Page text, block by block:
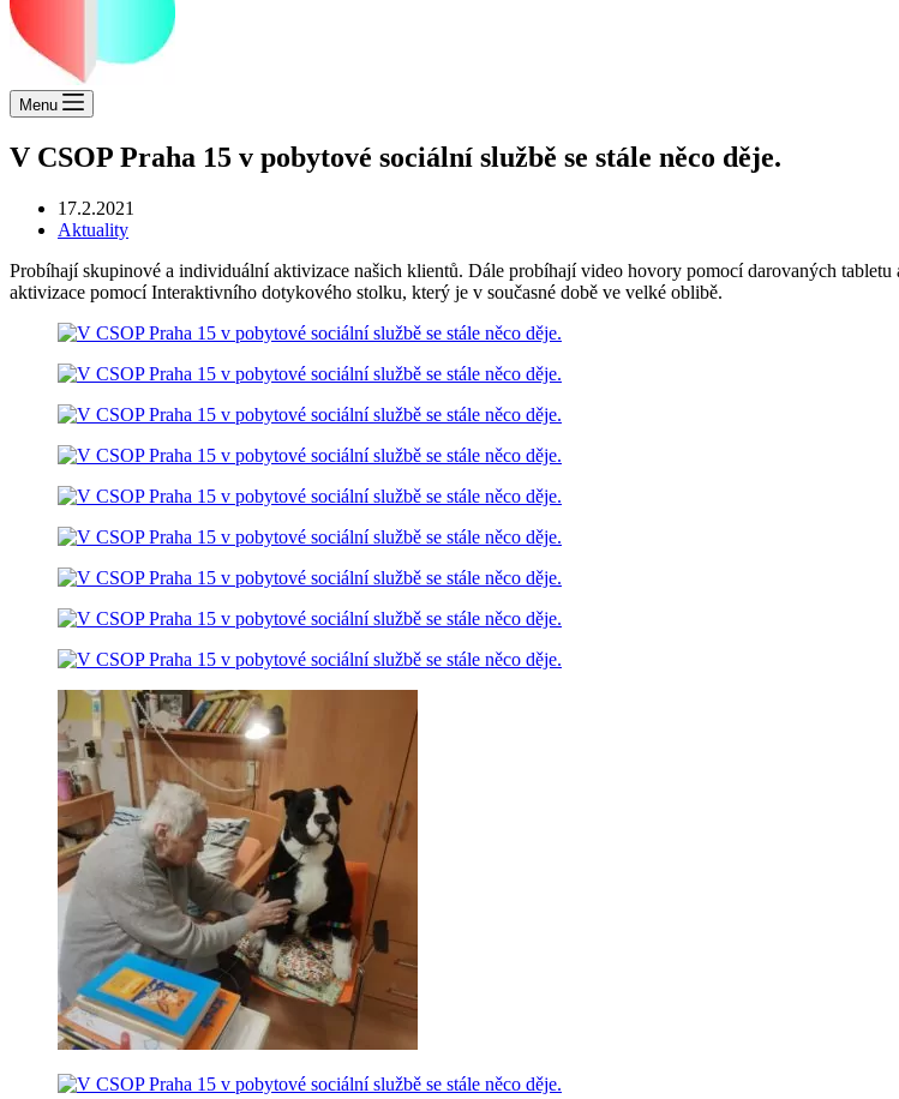
Menu
V CSOP Praha 15 v pobytové sociální službě se stále něco děje.
17.2.2021
Aktuality
Probíhají skupinové a individuální aktivizace našich klientů. Dále probíhají video hovory pomocí darovaných
aktivizace pomocí Interaktivního dotykového stolku, který je v současné době ve velké oblibě.